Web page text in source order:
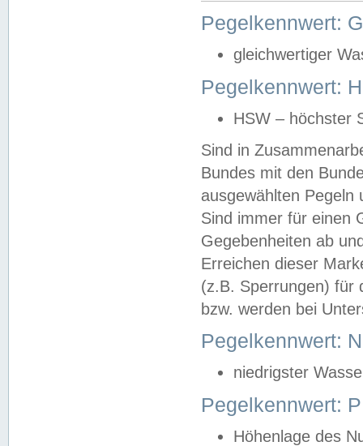
Pegelkennwert:
gleichwertiger
Pegelkennwert:
HSW – höchster
Sind in
Bundes mit den
ausgewählten
Sind immer für einen
Gegebenheiten ab
Erreichen dieser
(z.B. Sperrungen) für
bzw. werden bei
Pegelkennwert:
niedrigster
Pegelkennwert:
Höhenlage des